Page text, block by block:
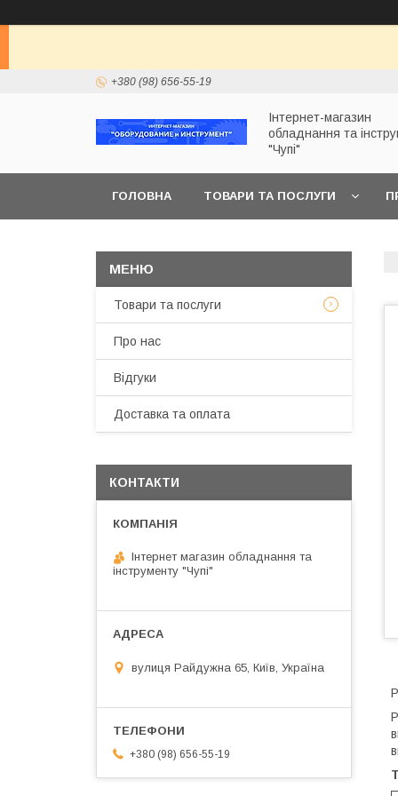
+380 (98) 656-55-19
Інтернет-магазин
обладнання та
"Чупі"
ГОЛОВНА ТОВАРИ ТА ПОСЛУГИ
Товари та послуги
Про нас
Відгуки
Доставка та оплата
КОНТАКТИ
Інтернет магазин обладнання та
інструменту "Чупі"
вулиця Райдужна 65, Київ, Україна
+380 (98) 656-55-19